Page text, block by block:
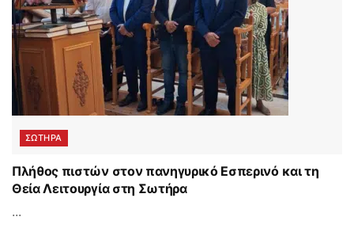
ΣΩΤΉΡΑ
Πλήθος πιστών στον πανηγυρικό Εσπερινό και τη
Θεία Λειτουργία στη Σωτήρα
...